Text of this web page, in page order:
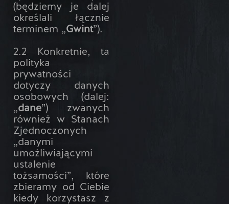
(będziemy je dalej
określali łącznie
terminem „Gwint”).
2.2 Konkretnie, ta
polityka
prywatności
dotyczy danych
osobowych (dalej:
„dane”) zwanych
również w Stanach
Zjednoczonych
„danymi
umożliwiającymi
ustalenie
tożsamości”, które
zbieramy od Ciebie
kiedy korzystasz z